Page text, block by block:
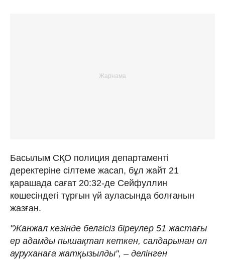
Басылым СҚО полиция департаменті
деректеріне сілтеме жасап, бұл жайт 21
қарашада сағат 20:32-де Сейфуллин
көшесіндегі тұрғын үй ауласында болғанын
жазған.
"Жанжал кезінде белгісіз біреулер 51 жастағы
ер адамды пышақтап кеткен, салдарынан ол
ауруханаға жатқызылды", – делінген